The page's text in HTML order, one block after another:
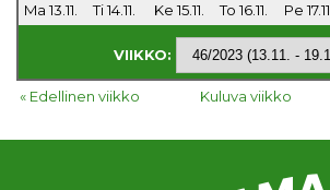
Ma 13.11. Ti 14.11. Ke 15.11. To 16.11. Pe 17.11.
VIIKKO:
« Edellinen viikko Kuluva viikko